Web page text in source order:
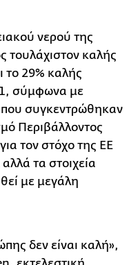
νερού της
τουλάχιστον καλής
το 29% καλής
σύμφωνα με
που συγκεντρώθηκαν
Περιβάλλοντος
τον στόχο της ΕΕ
τα στοιχεία
με μεγάλη
δεν είναι καλή»,